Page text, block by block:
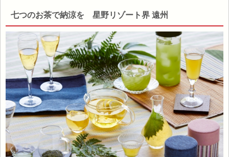
七つのお茶で納涼を 星野リゾート界 遠州